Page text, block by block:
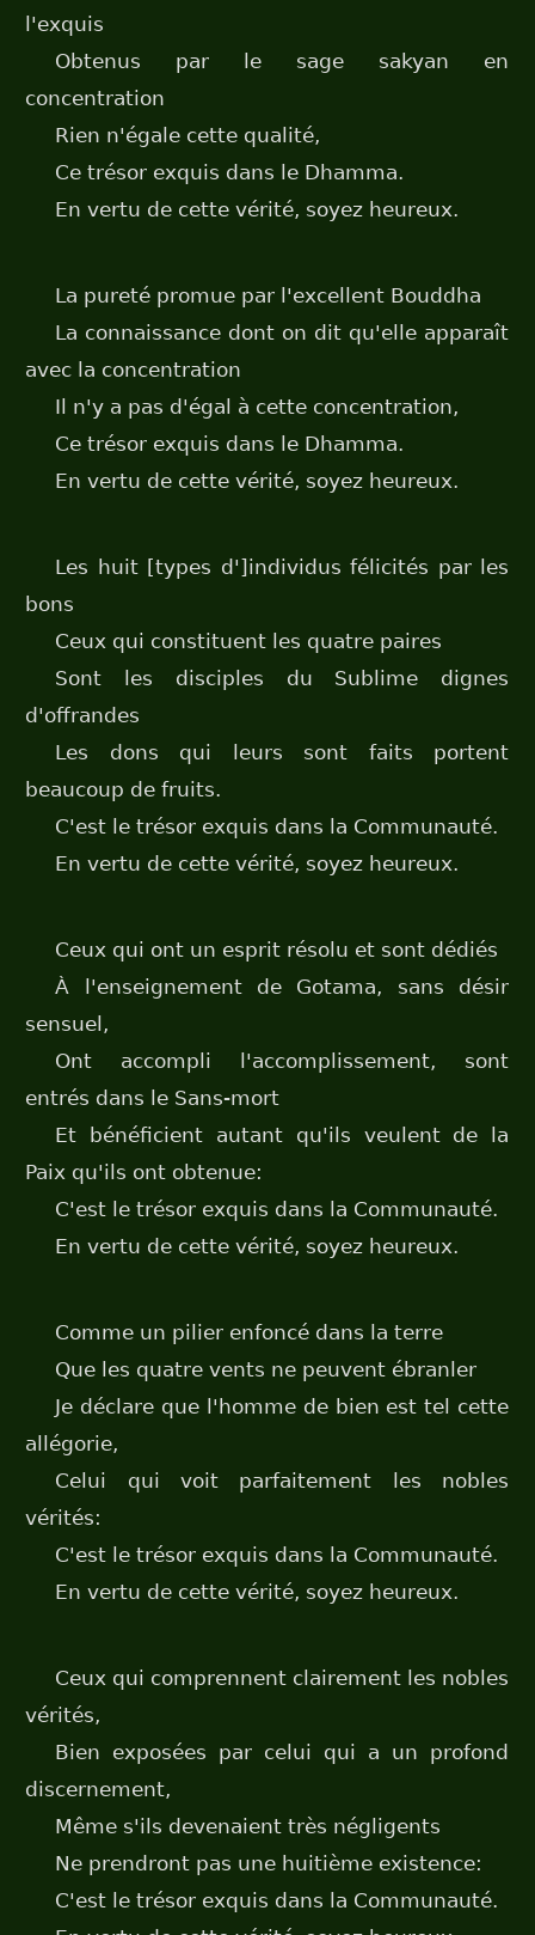
l'exquis
Obtenus par le sage sakyan en
concentration
Rien n'égale cette qualité,
Ce trésor exquis dans le Dhamma.
En vertu de cette vérité, soyez heureux.
La pureté promue par l'excellent Bouddha
La connaissance dont on dit qu'elle apparaît
avec la concentration
Il n'y a pas d'égal à cette concentration,
Ce trésor exquis dans le Dhamma.
En vertu de cette vérité, soyez heureux.
Les huit [types d']individus félicités par les
bons
Ceux qui constituent les quatre paires
Sont les disciples du Sublime dignes
d'offrandes
Les dons qui leurs sont faits portent
beaucoup de fruits.
C'est le trésor exquis dans la Communauté.
En vertu de cette vérité, soyez heureux.
Ceux qui ont un esprit résolu et sont dédiés
À l'enseignement de Gotama, sans désir
sensuel,
Ont accompli l'accomplissement, sont
entrés dans le Sans-mort
Et bénéficient autant qu'ils veulent de la
Paix qu'ils ont obtenue:
C'est le trésor exquis dans la Communauté.
En vertu de cette vérité, soyez heureux.
Comme un pilier enfoncé dans la terre
Que les quatre vents ne peuvent ébranler
Je déclare que l'homme de bien est tel cette
allégorie,
Celui qui voit parfaitement les nobles
vérités:
C'est le trésor exquis dans la Communauté.
En vertu de cette vérité, soyez heureux.
Ceux qui comprennent clairement les nobles
vérités,
Bien exposées par celui qui a un profond
discernement,
Même s'ils devenaient très négligents
Ne prendront pas une huitième existence:
C'est le trésor exquis dans la Communauté.